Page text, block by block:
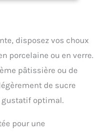
Haute résistance
pour un anniversaire,
et Pâques.
obtiendrez un kit
de cuisson de
pour cuire
quel gâteau en
débutant et
prépariez de la pâte
vous les utilisiez
vos
ces bols sont
pour tous vos
【Acier
de haute
】 nos bols à
inoxydable de
disposez vos choux
porcelaine ou en verre.
pâtissière ou de
de sucre
gustatif optimal.
pour une